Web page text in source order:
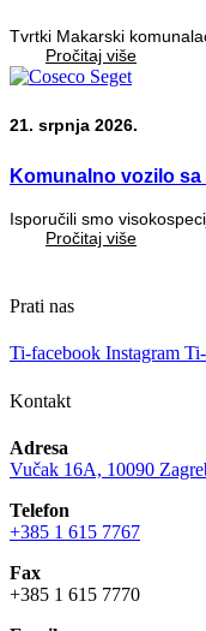
Tvrtki Makarski
Pročitaj više
21. srpnja 2026.
Komunalno vozilo
Isporučili smo
Pročitaj više
Prati nas
Ti-facebook Instagram
Kontakt
Adresa
Vučak 16A, 10090
Telefon
+385 1 615 7767
Fax
+385 1 615 7770